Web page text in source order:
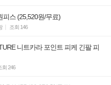
피스 (25,520원/무료)
조회 146
니트카라 포인트 피케 긴팔 피
회 246